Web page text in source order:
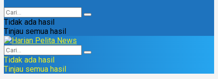
Tidak ada hasil
Tinjau semua hasil
Tidak ada hasil
Tinjau semua hasil